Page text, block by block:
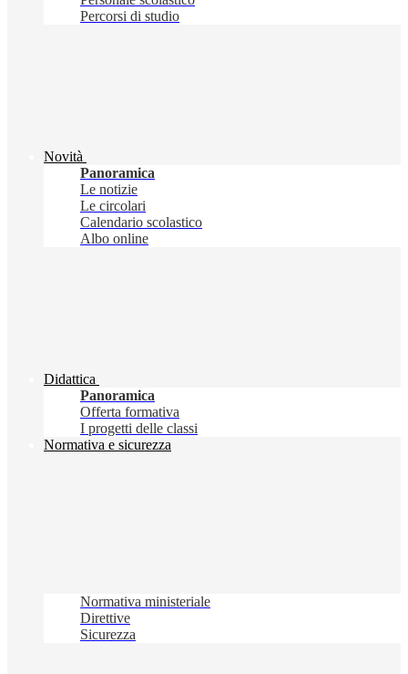
Percorsi di studio
Novità
Panoramica
Le notizie
Le circolari
Calendario scolastico
Albo online
Didattica
Panoramica
Offerta formativa
I progetti delle classi
Normativa e sicurezza
Normativa ministeriale
Direttive
Sicurezza